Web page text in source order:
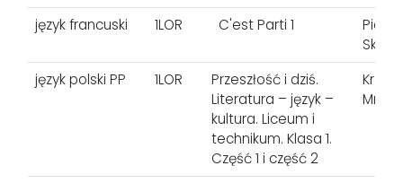
język francuski
1LOR C'est Parti 1
język polski PP
1LOR
Przeszłość i dziś.
Literatura – język –
kultura. Liceum i
technikum. Klasa 1.
Część 1 i część 2